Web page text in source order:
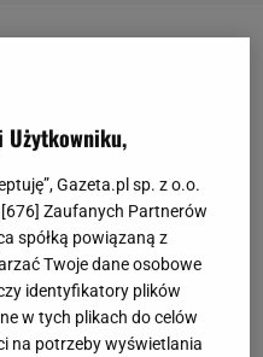
z planem
z ciekawym rywalem -
miejsce, ale udało
kwalifikacje, w
karcie". W przeszłości
, ale kariera do tej pory
Wszystko przez jeden
Użytkowniku,
Gazeta.pl sp. z o.o.
676] Zaufanych Partnerów
spółką powiązaną z
Twoje dane osobowe
identyfikatory plików
w tych plikach do celów
na potrzeby wyświetlania